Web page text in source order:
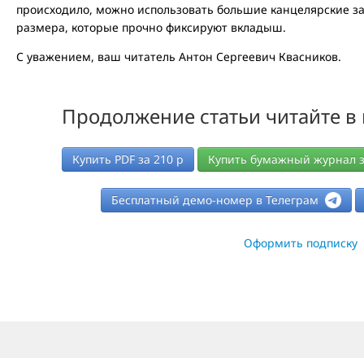
происходило, можно использовать большие канцелярские
размера, которые прочно фиксируют вкладыш.
C уважением, ваш читатель Антон Сергеевич Квасников.
Продолжение статьи читайте
Купить PDF за 210 р Купить бумажный журнал
Бесплатный демо-номер в Телеграм
Оформить подписку